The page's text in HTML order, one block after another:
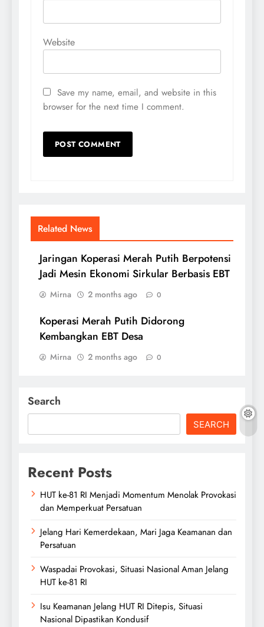
Website
Save my name, email, and website in this
browser for the next time I comment.
Related News
Jaringan Koperasi Merah Putih Berpotensi
Jadi Mesin Ekonomi Sirkular Berbasis EBT
Mirna 2 months ago 0
Koperasi Merah Putih Didorong
Kembangkan EBT Desa
Mirna 2 months ago 0
Search
SEARCH
Recent Posts
HUT ke-81 RI Menjadi Momentum Menolak Provokasi
dan Memperkuat Persatuan
Jelang Hari Kemerdekaan, Mari Jaga Keamanan dan
Persatuan
Waspadai Provokasi, Situasi Nasional Aman Jelang
HUT ke-81 RI
Isu Keamanan Jelang HUT RI Ditepis, Situasi
Nasional Dipastikan Kondusif